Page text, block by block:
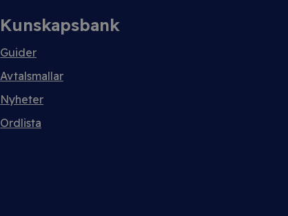
Kunskapsbank
Guider
Avtalsmallar
Nyheter
Ordlista